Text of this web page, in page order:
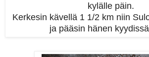
kylälle päin.
Kerkesin kävellä 1 1/2 km niin
ja pääsin hänen